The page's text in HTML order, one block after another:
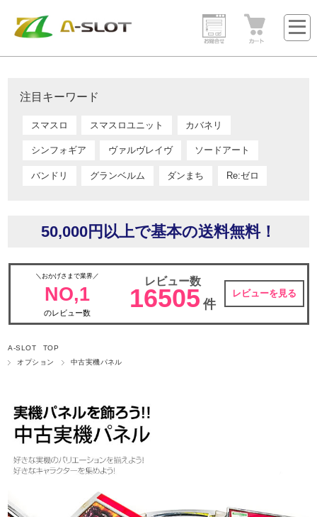
注目キーワード
スマスロ スマスロユニット カバネリ
シンフォギア ヴァルヴレイヴ ソードアート
バンドリ グランベルム ダンまち Re:ゼロ
50,000円以上で基本の送料無料！
＼おかげさまで業界／
NO,1
のレビュー数
レビュー数
16505 件
レビューを見る
A-SLOT TOP
オプション
中古実機パネル